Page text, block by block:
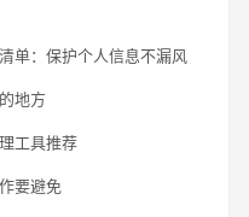
单：保护个人信息不漏风
地方
工具推荐
要避免